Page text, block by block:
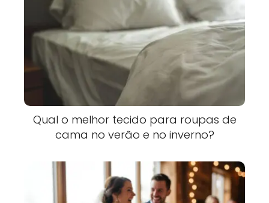
Qual o melhor tecido para roupas de
cama no verão e no inverno?